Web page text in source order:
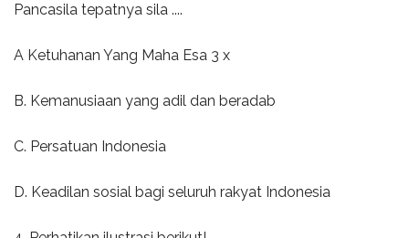
Pancasila tepatnya sila ....
A Ketuhanan Yang Maha Esa 3 x
B. Kemanusiaan yang adil dan beradab
C. Persatuan Indonesia
D. Keadilan sosial bagi seluruh rakyat Indonesia